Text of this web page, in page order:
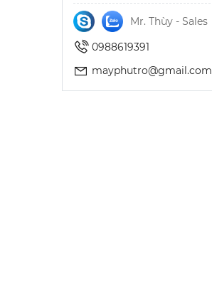
Mr. Thùy - Sales
0988619391
mayphutro@gmail.com